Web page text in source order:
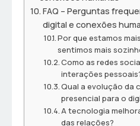
FAQ – Perguntas
digital e conexões
Por que estamos
sentimos mais
Como as redes
interações
Qual a evolução da
presencial para o
A tecnologia
das relações?